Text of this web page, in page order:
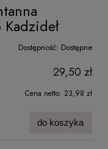
Dostępność: Dostępne
29,50 zł
Cena netto: 23,98 zł
do koszyka